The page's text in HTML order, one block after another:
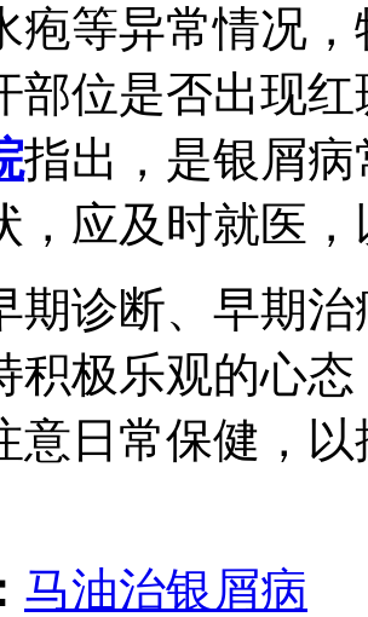
疱等异常情况
部位是否出现
指出，是银屑
，应及时就医
期诊断、早期
积极乐观的心
意日常保健，
马油治银屑病